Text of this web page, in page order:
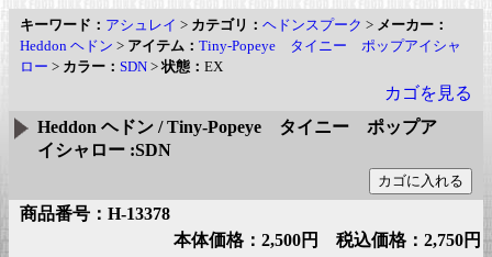
キーワード： アシュレイ > カテゴリ： ヘドンスプーク > メーカー：
Heddon ヘドン > アイテム： Tiny-Popeye タイニー ポップアイシャ
ロー > カラー： SDN >状態： EX
カゴを見る
Heddon ヘドン / Tiny-Popeye タイニー ポップア
イシャロー :SDN
商品番号：H-13378
本体価格：2,500円 税込価格：2,750円